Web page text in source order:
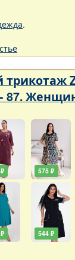
.
87.
575 ₽
544 ₽